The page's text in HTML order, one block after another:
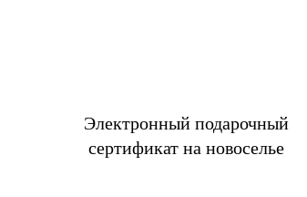
Электронный подарочный
сертификат на новоселье